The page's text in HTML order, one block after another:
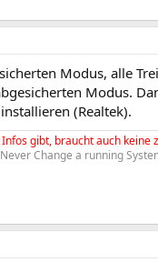
Modus, alle
Modus.
(Realtek).
gibt, braucht auch keine
Never Change a running